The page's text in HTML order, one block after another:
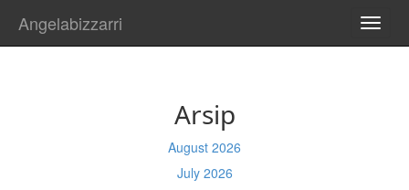
Angelabizzarri
Arsip
August 2026
July 2026